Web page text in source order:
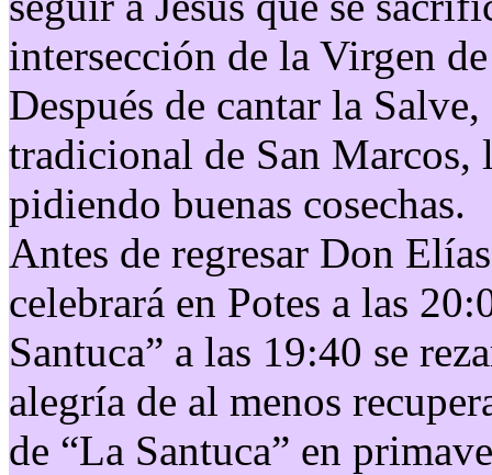
intersección de la Virgen
Después de cantar la
tradicional de San Marcos,
pidiendo buenas cosechas.
Antes de regresar Don
celebrará en Potes a las
Santuca” a las 19:40 se
alegría de al menos
de “La Santuca” en